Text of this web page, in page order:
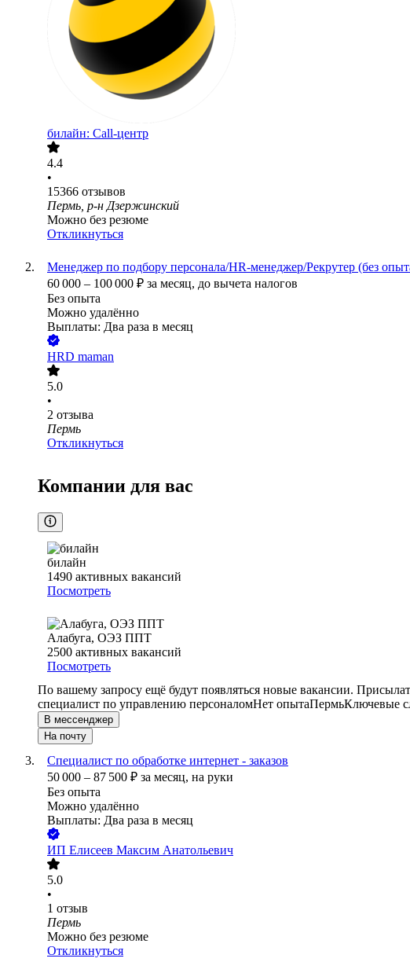
билайн: Call-центр
4.4
•
15366 отзывов
Пермь, р-н Дзержинский
Можно без резюме
Откликнуться
Менеджер по подбору персонала/HR-менеджер/Рекрутер (без
60 000 – 100 000 ₽ за месяц, до вычета налогов
Без опыта
Можно удалённо
Выплаты: Два раза в месяц
HRD maman
5.0
•
2 отзыва
Пермь
Откликнуться
Компании для вас
билайн
1490 активных вакансий
Посмотреть
Алабуга, ОЭЗ ППТ
2500 активных вакансий
Посмотреть
По вашему запросу ещё будут появляться новые вакансии.
специалист по управлению персоналомНет опытаПермьКлючевые
В мессенджер
На почту
Специалист по обработке интернет - заказов
50 000 – 87 500 ₽ за месяц, на руки
Без опыта
Можно удалённо
Выплаты: Два раза в месяц
ИП Елисеев Максим Анатольевич
5.0
•
1 отзыв
Пермь
Можно без резюме
Откликнуться